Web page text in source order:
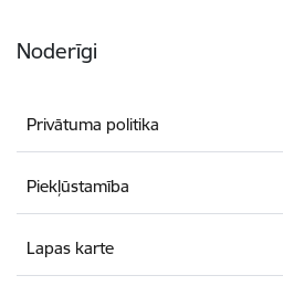
Noderīgi
Privātuma politika
Piekļūstamība
Lapas karte